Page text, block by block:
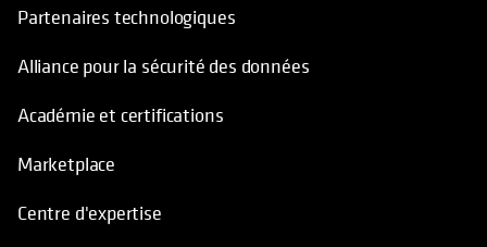
Partenaires technologiques
Alliance pour la sécurité des données
Académie et certifications
Marketplace
Centre d'expertise